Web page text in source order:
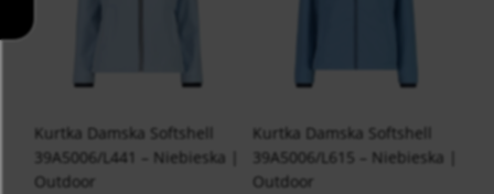
Kurtka Damska Softshell
39A5006/L441 – Niebieska |
Outdoor
Kurtka Damska Softshell
39A5006/L615 – Niebieska |
Outdoor